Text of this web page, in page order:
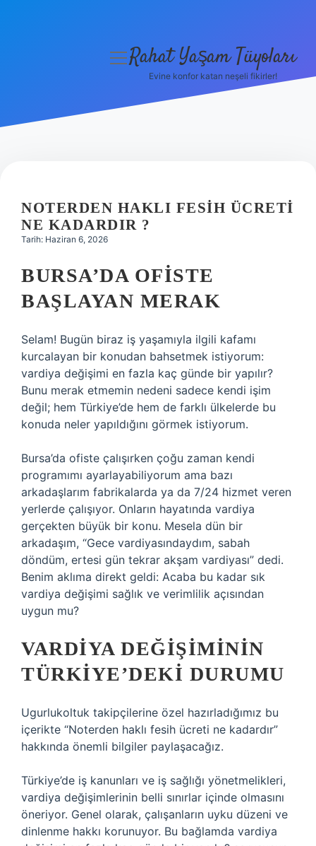
Hakkımızda
menüyü
Rahat Yaşam Tüyoları
Evine konfor katan neşeli fikirler!
NOTERDEN HAKLI FESIH ÜCRETI
NE KADARDIR ?
Tarih: Haziran 6, 2026
BURSA’DA OFISTE
BAŞLAYAN MERAK
Selam! Bugün biraz iş yaşamıyla ilgili kafamı
kurcalayan bir konudan bahsetmek istiyorum:
vardiya değişimi en fazla kaç günde bir yapılır?
Bunu merak etmemin nedeni sadece kendi işim
değil; hem Türkiye’de hem de farklı ülkelerde bu
konuda neler yapıldığını görmek istiyorum.
Bursa’da ofiste çalışırken çoğu zaman kendi
programımı ayarlayabiliyorum ama bazı
arkadaşlarım fabrikalarda ya da 7/24 hizmet veren
yerlerde çalışıyor. Onların hayatında vardiya
gerçekten büyük bir konu. Mesela dün bir
arkadaşım, “Gece vardiyasındaydım, sabah
döndüm, ertesi gün tekrar akşam vardiyası” dedi.
Benim aklıma direkt geldi: Acaba bu kadar sık
vardiya değişimi sağlık ve verimlilik açısından
uygun mu?
VARDIYA DEĞIŞIMININ
TÜRKIYE’DEKI DURUMU
Ugurlukoltuk takipçilerine özel hazırladığımız bu
içerikte “Noterden haklı fesih ücreti ne kadardır”
hakkında önemli bilgiler paylaşacağız.
Türkiye’de iş kanunları ve iş sağlığı yönetmelikleri,
vardiya değişimlerinin belli sınırlar içinde olmasını
öneriyor. Genel olarak, çalışanların uyku düzeni ve
dinlenme hakkı korunuyor. Bu bağlamda vardiya